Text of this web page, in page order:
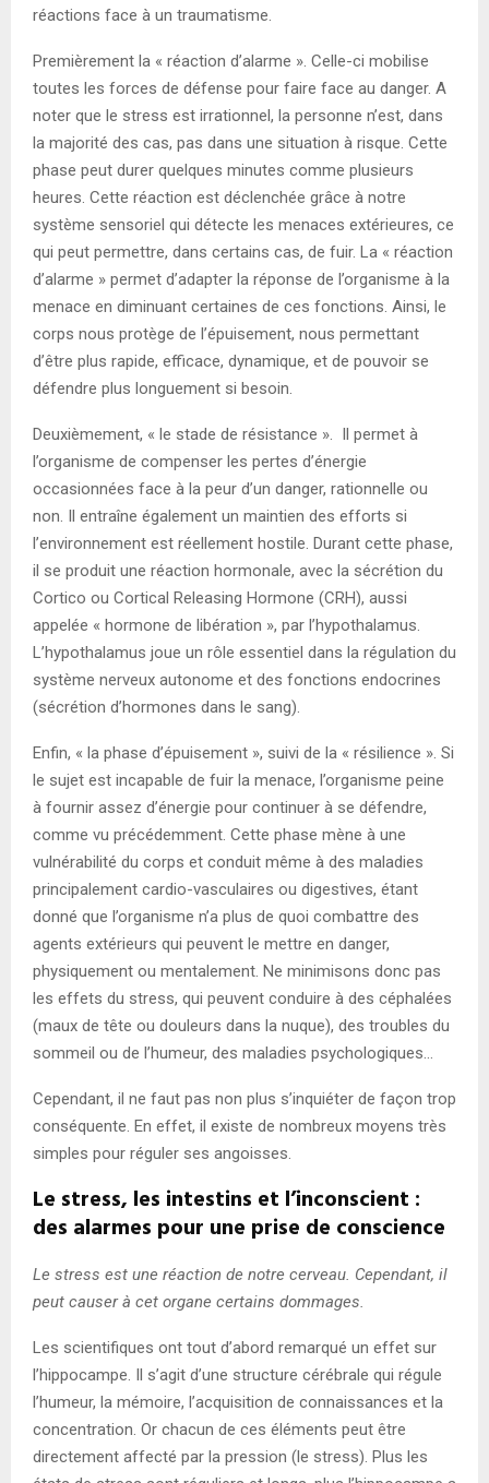
réactions face à un traumatisme.
Premièrement la « réaction d’alarme ». Celle-ci mobilise
toutes les forces de défense pour faire face au danger. A
noter que le stress est irrationnel, la personne n’est, dans
la majorité des cas, pas dans une situation à risque. Cette
phase peut durer quelques minutes comme plusieurs
heures. Cette réaction est déclenchée grâce à notre
système sensoriel qui détecte les menaces extérieures, ce
qui peut permettre, dans certains cas, de fuir. La « réaction
d’alarme » permet d’adapter la réponse de l’organisme à la
menace en diminuant certaines de ces fonctions. Ainsi, le
corps nous protège de l’épuisement, nous permettant
d’être plus rapide, efficace, dynamique, et de pouvoir se
défendre plus longuement si besoin.
Deuxièmement, « le stade de résistance ». Il permet à
l’organisme de compenser les pertes d’énergie
occasionnées face à la peur d’un danger, rationnelle ou
non. Il entraîne également un maintien des efforts si
l’environnement est réellement hostile. Durant cette phase,
il se produit une réaction hormonale, avec la sécrétion du
Cortico ou Cortical Releasing Hormone (CRH), aussi
appelée « hormone de libération », par l’hypothalamus.
L’hypothalamus joue un rôle essentiel dans la régulation du
système nerveux autonome et des fonctions endocrines
(sécrétion d’hormones dans le sang).
Enfin, « la phase d’épuisement », suivi de la « résilience ». Si
le sujet est incapable de fuir la menace, l’organisme peine
à fournir assez d’énergie pour continuer à se défendre,
comme vu précédemment. Cette phase mène à une
vulnérabilité du corps et conduit même à des maladies
principalement cardio-vasculaires ou digestives, étant
donné que l’organisme n’a plus de quoi combattre des
agents extérieurs qui peuvent le mettre en danger,
physiquement ou mentalement. Ne minimisons donc pas
les effets du stress, qui peuvent conduire à des céphalées
(maux de tête ou douleurs dans la nuque), des troubles du
sommeil ou de l’humeur, des maladies psychologiques…
Cependant, il ne faut pas non plus s’inquiéter de façon trop
conséquente. En effet, il existe de nombreux moyens très
simples pour réguler ses angoisses.
Le stress, les intestins et l’inconscient :
des alarmes pour une prise de conscience
Le stress est une réaction de notre cerveau. Cependant, il
peut causer à cet organe certains dommages.
Les scientifiques ont tout d’abord remarqué un effet sur
l’hippocampe. Il s’agit d’une structure cérébrale qui régule
l’humeur, la mémoire, l’acquisition de connaissances et la
concentration. Or chacun de ces éléments peut être
directement affecté par la pression (le stress). Plus les